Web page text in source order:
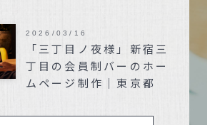
「三丁目ノ夜様」新宿三
丁目の会員制バーのホー
ムページ制作｜東京都
2026/03/16